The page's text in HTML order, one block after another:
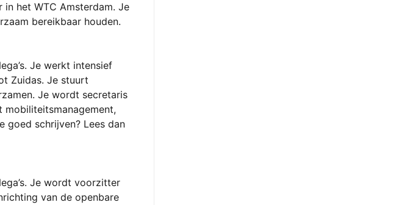
in het WTC Amsterdam. Je
bereikbaar houden.
Je werkt intensief
Zuidas. Je stuurt
Je wordt secretaris
mobiliteitsmanagement,
Je wordt voorzitter
van de openbare